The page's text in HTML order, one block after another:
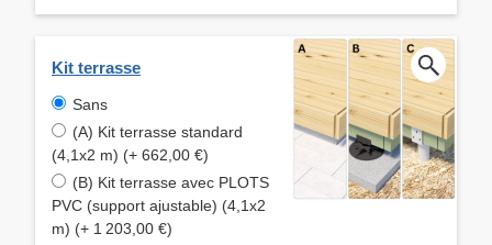
Kit terrasse
Sans
(A) Kit terrasse standard
(4,1x2 m) (+ 662,00 €)
(B) Kit terrasse avec PLOTS
PVC (support ajustable) (4,1x2
m) (+ 1 203,00 €)